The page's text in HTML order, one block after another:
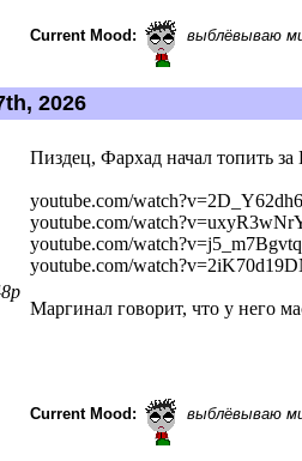
Current Mood: выблёвываю
2026
Пиздец, Фархад начал топить за
youtube.com/
youtube.com/
youtube.com/
youtube.com/
Маргинал говорит, что у него
Current Mood: выблёвываю